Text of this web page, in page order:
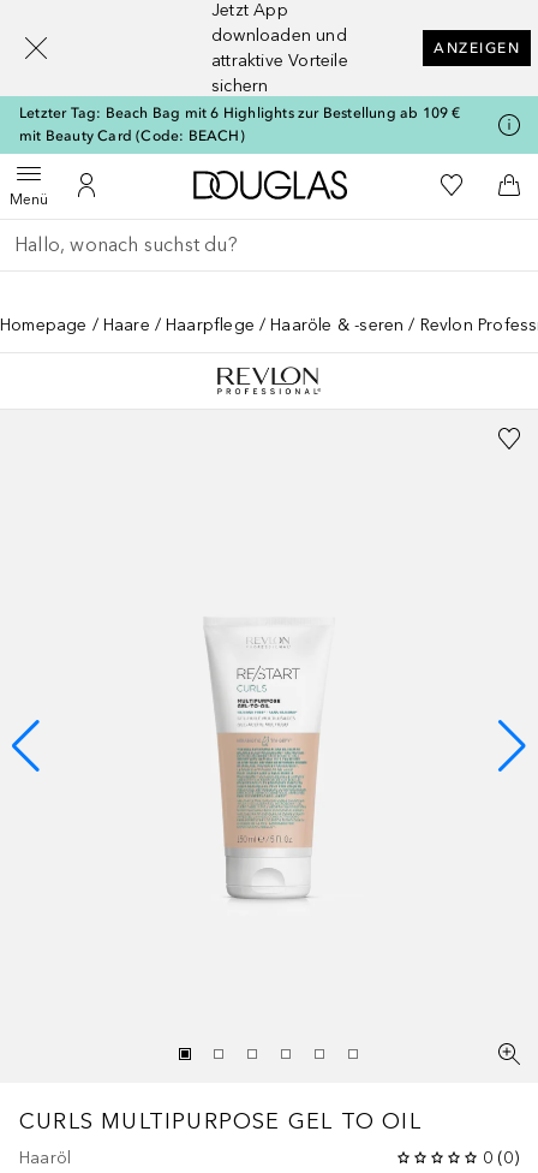
Jetzt App
downloaden und
attraktive Vorteile
sichern
ANZEIGEN
Letzter Tag: Beach Bag mit 6 Highlights zur Bestellung ab 109 €
mit Beauty Card (Code: BEACH)
MenüMenü öffnenZu Meinem Kundenkonto
Zur Douglas Startseite
Zu Meiner
Gehe zurück
Suche ausführen
Homepage Haare Haarpflege Haaröle & -seren Revlon
CURLS MULTIPURPOSE GEL TO OIL
Haaröl 0 (0)
[navigation.slideout.screenreader]